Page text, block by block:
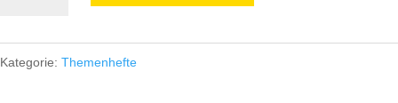
Menge
Kategorie: Themenhefte